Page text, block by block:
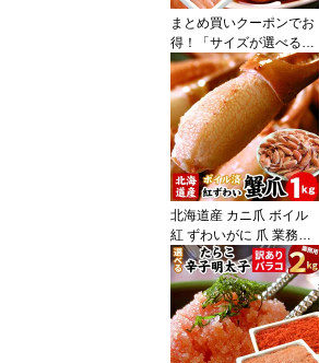
まとめ買いクーポンでお
得！「サイズが選べる」
ずわい蟹 かにしゃぶ（生
食可）特大〜大（旧7Lサ
イズ）/大〜中/中〜小サ
イズ ズワイガニ ズワイ
蟹 500g/1kgカニ ポーシ
ョン 刺身 ギフト お歳暮
北海道産 カニ爪 ボイル
紅 ずわいがに 爪 業務用
1kg 紅ずわい蟹 紅ズワイ
ガニ かにつめ ずわいカ
ニ 蟹 カニ かに ズワイガ
ニ ズワイ ズワイ蟹 ボイ
ル 訳あり ギフト お歳暮
送料無料（沖縄宛は別途